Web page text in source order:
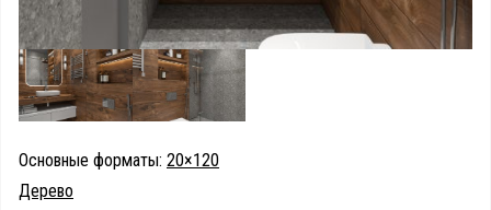
Основные форматы: 20×120
Дерево